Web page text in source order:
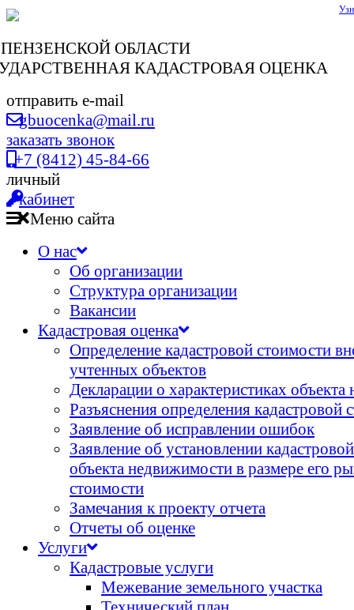
ПЕНЗЕНСКОЙ ОБЛАСТИ
КАДАСТРОВАЯ ОЦЕНКА
отправить e-mail
gbuocenka@mail.ru
заказать звонок
+7 (8412) 45-84-66
личный
кабинет
Меню сайта
О нас
Об организации
Структура организации
Вакансии
Кадастровая оценка
Определение кадастровой стоимости
учтенных объектов
Декларации о характеристиках
Разъяснения определения кадастровой
Заявление об исправлении ошибок
Заявление об установлении
объекта недвижимости в размере его
стоимости
Замечания к проекту отчета
Отчеты об оценке
Услуги
Кадастровые услуги
Межевание земельного участка